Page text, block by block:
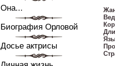
Она...
Биография Орловой
Досье актрисы